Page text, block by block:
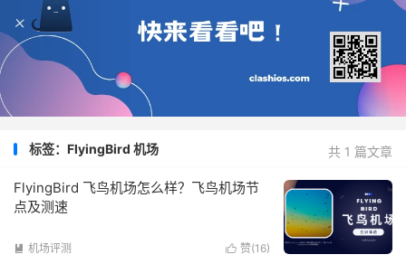
共 1 篇文章
标签：FlyingBird 机场
FlyingBird 飞鸟机场怎么样？飞鸟机场节
点及测速
 赞(16)
 机场评测